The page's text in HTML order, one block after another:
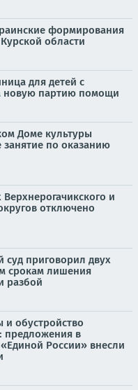
формирования
области
для детей с
новую партию помощи
Доме культуры
по оказанию
и
отключено
суд приговорил двух
срокам лишения
разбой
и обустройство
предложения в
России» внесли